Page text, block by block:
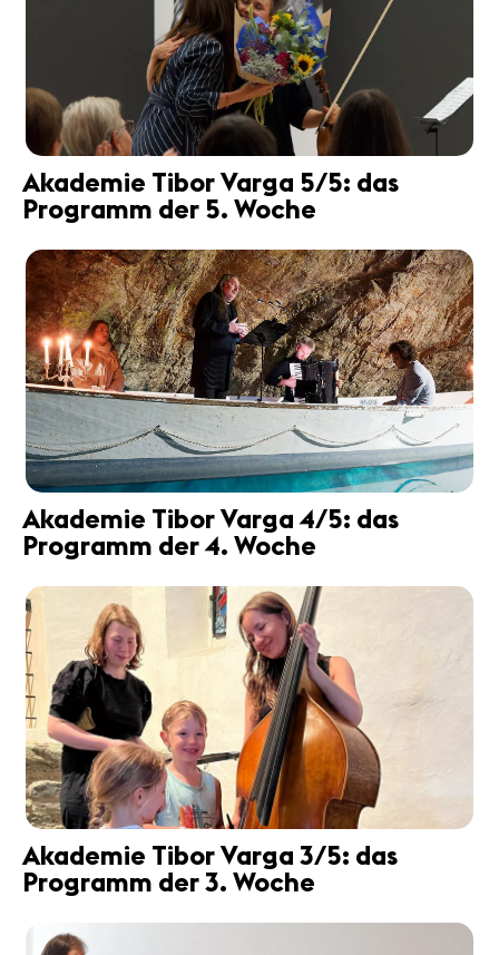
Akademie Tibor Varga 5/5: das
Programm der 5. Woche
Akademie Tibor Varga 4/5: das
Programm der 4. Woche
Akademie Tibor Varga 3/5: das
Programm der 3. Woche